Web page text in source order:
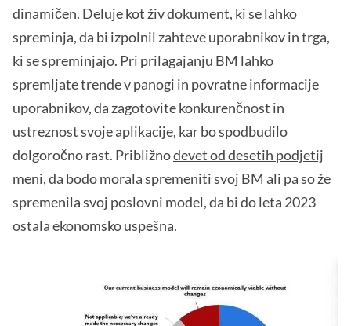
dinamičen. Deluje kot živ dokument, ki se lahko
spreminja, da bi izpolnil zahteve uporabnikov in trga,
ki se spreminjajo. Pri prilagajanju BM lahko
spremljate trende v panogi in povratne informacije
uporabnikov, da zagotovite konkurenčnost in
ustreznost svoje aplikacije, kar bo spodbudilo
dolgoročno rast. Približnodevet od desetih podjetij
meni, da bodo morala spremeniti svoj BM ali pa so že
spremenila svoj poslovni model, da bi do leta 2023
ostala ekonomsko uspešna.